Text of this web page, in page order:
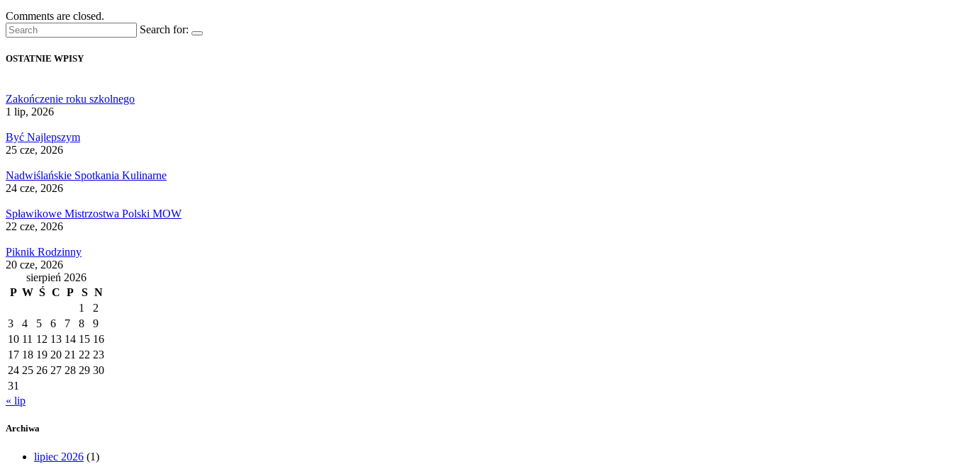
Comments are closed.
Search for:
OSTATNIE WPISY
Zakończenie roku szkolnego
1 lip, 2026
Być Najlepszym
25 cze, 2026
Nadwiślańskie Spotkania Kulinarne
24 cze, 2026
Spławikowe Mistrzostwa Polski MOW
22 cze, 2026
Piknik Rodzinny
20 cze, 2026
sierpień 2026
P W Ś C P S N
1
2
3
4 5 6 7 8
9
10 11 12 13 14 15 16
17 18 19 20 21 22 23
24 25 26 27 28 29 30
31
« lip
Archiwa
lipiec 2026 (1)